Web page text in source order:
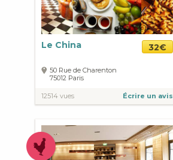
Le China 32€
50 Rue de Charenton
75012 Paris
12514 vues Écrire un avis